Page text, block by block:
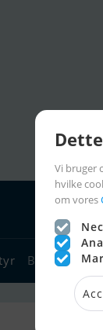
Vi bruger
hvilke
om vores